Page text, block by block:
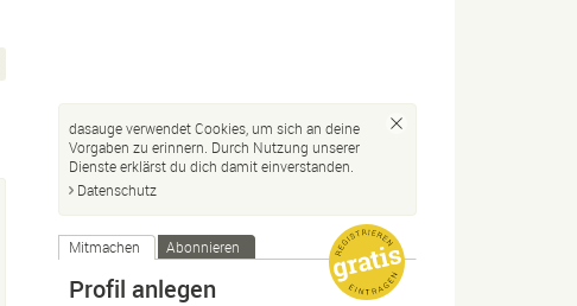
dasauge verwendet Cookies, um sich an deine
Vorgaben zu erinnern. Durch Nutzung unserer
Dienste erklärst du dich damit einverstanden.
Datenschutz
Mitmachen Abonnieren
Profil anlegen